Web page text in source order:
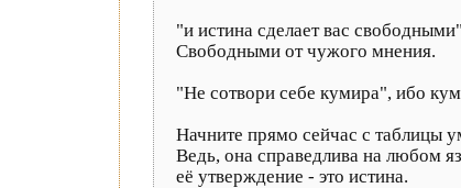
"и истина сделает вас свободными"
Свободными от чужого мнения.
"Не сотвори себе кумира", ибо
Начните прямо сейчас с таблицы
Ведь, она справедлива на любом
её утверждение - это истина.